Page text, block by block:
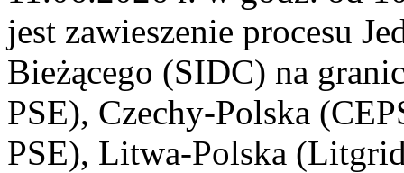
jest zawieszenie procesu
Bieżącego (SIDC) na
PSE), Czechy-Polska
PSE), Litwa-Polska